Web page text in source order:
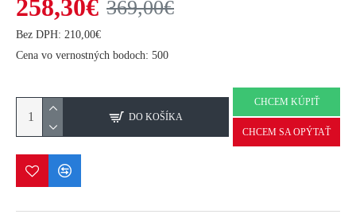
258,30€ 369,00€
Bez DPH: 210,00€
Cena vo vernostných bodoch: 500
DO KOŠÍKA
CHCEM KÚPIŤ
CHCEM SA OPÝTAŤ